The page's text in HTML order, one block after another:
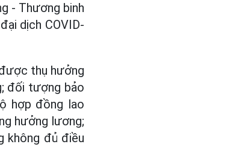
- Thương binh
dịch COVID-
thụ hưởng
đối tượng bảo
hợp đồng lao
hưởng lương;
không đủ điều